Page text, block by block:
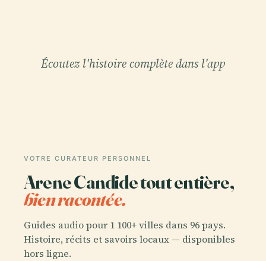
Écoutez l'histoire complète dans l'app
VOTRE CURATEUR PERSONNEL
Arene Candide tout entière,
bien racontée.
Guides audio pour 1 100+ villes dans 96 pays.
Histoire, récits et savoirs locaux — disponibles
hors ligne.